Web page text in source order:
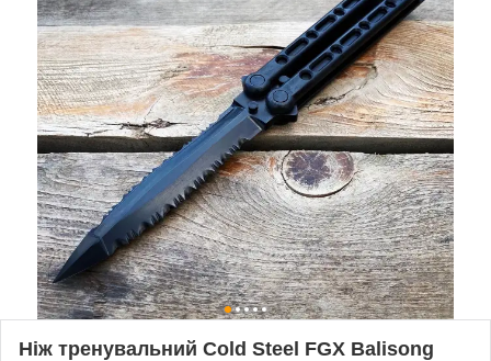
Ніж тренувальний Cold Steel FGX Balisong